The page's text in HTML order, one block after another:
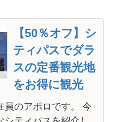
【50％オフ】シ
ティパスでダラ
スの定番観光地
をお得に観光
員のアポロです。 今